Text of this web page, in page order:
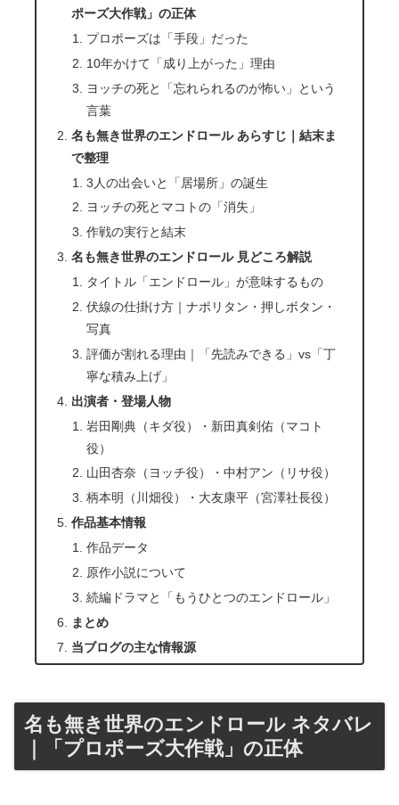
ポーズ大作戦」の正体
プロポーズは「手段」だった
10年かけて「成り上がった」理由
ヨッチの死と「忘れられるのが怖い」という
言葉
名も無き世界のエンドロール あらすじ｜結末ま
で整理
3人の出会いと「居場所」の誕生
ヨッチの死とマコトの「消失」
作戦の実行と結末
名も無き世界のエンドロール 見どころ解説
タイトル「エンドロール」が意味するもの
伏線の仕掛け方｜ナポリタン・押しボタン・
写真
評価が割れる理由｜「先読みできる」vs「丁
寧な積み上げ」
出演者・登場人物
岩田剛典（キダ役）・新田真剣佑（マコト
役）
山田杏奈（ヨッチ役）・中村アン（リサ役）
柄本明（川畑役）・大友康平（宮澤社長役）
作品基本情報
作品データ
原作小説について
続編ドラマと「もうひとつのエンドロール」
まとめ
当ブログの主な情報源
名も無き世界のエンドロール ネタバレ
｜「プロポーズ大作戦」の正体